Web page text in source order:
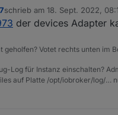
habe gestern die halbe
schrieb am 18. Sept. 2022,
zuletzt editiert von
der devices Adapter
geholfen? Votet rechts unten im
Log für Instanz einschalten?
auf Platte /opt/iobroker/log/…